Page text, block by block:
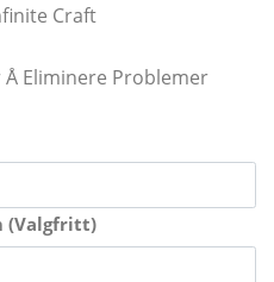
Craft
Eliminere Problemer
(Valgfritt)